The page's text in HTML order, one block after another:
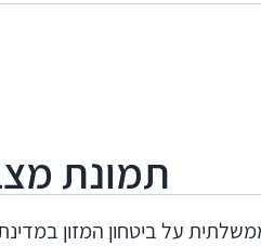
תמונת
על ביטחון המזון